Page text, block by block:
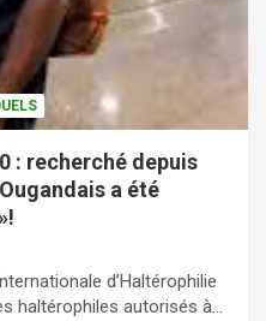
: recherché depuis
a été
d’Haltérophilie
haltérophiles autorisés à…